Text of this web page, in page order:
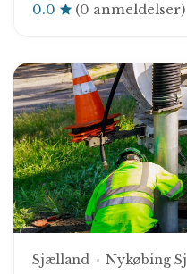
0.0 (0 anmeldelser)
Sjælland Nykøbing Sj